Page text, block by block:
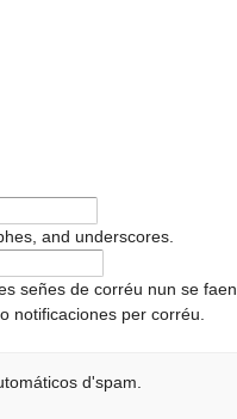
and underscores.
señes de corréu nun se faen
notificaciones per corréu.
d'spam.